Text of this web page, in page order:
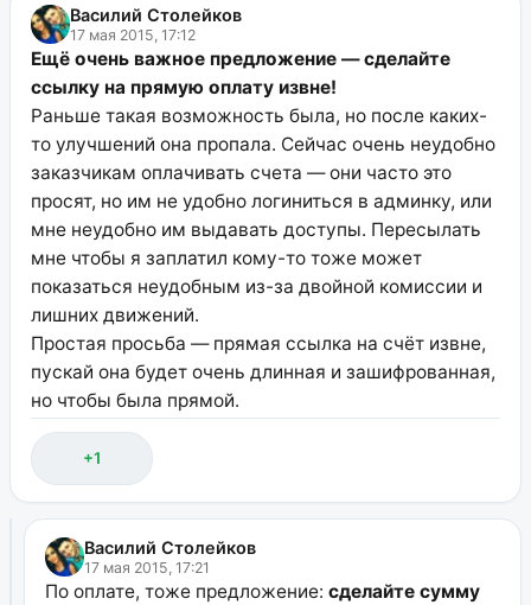
Василий Столейков
17 мая 2015, 17:12
Ещё очень важное предложение — сделайте
ссылку на прямую оплату извне!
Раньше такая возможность была, но после каких-
то улучшений она пропала. Сейчас очень неудобно
заказчикам оплачивать счета — они часто это
просят, но им не удобно логиниться в админку, или
мне неудобно им выдавать доступы. Пересылать
мне чтобы я заплатил кому-то тоже может
показаться неудобным из-за двойной комиссии и
лишних движений.
Простая просьба — прямая ссылка на счёт извне,
пускай она будет очень длинная и зашифрованная,
но чтобы была прямой.
+1
Василий Столейков
17 мая 2015, 17:21
По оплате, тоже предложение: сделайте сумму